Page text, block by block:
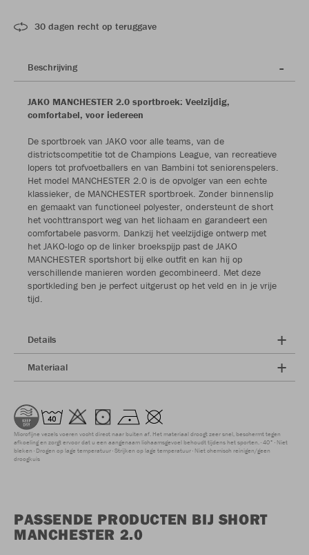
30 dagen recht op teruggave
Beschrijving
JAKO MANCHESTER 2.0 sportbroek: Veelzijdig,
comfortabel, voor iedereen
De sportbroek van JAKO voor alle teams, van de
districtscompetitie tot de Champions League, van recreatieve
lopers tot profvoetballers en van Bambini tot seniorenspelers.
Het model MANCHESTER 2.0 is de opvolger van een echte
klassieker, de MANCHESTER sportbroek. Zonder binnenslip
en gemaakt van functioneel polyester, ondersteunt de short
het vochttransport weg van het lichaam en garandeert een
comfortabele pasvorm. Dankzij het veelzijdige ontwerp met
het JAKO-logo op de linker broekspijp past de JAKO
MANCHESTER sportshort bij elke outfit en kan hij op
verschillende manieren worden gecombineerd. Met deze
sportkleding ben je perfect uitgerust op het veld en in je vrije
tijd.
Details
Materiaal
Microfijne vezels voeren vocht direct naar buiten af. Het materiaal droogt zeer snel, beschermt tegen
afkoeling en zorgt ervoor dat u een aangenaam lichaamsgevoel behoudt tijdens het sporten. 40° Niet
bleken Drogen op lage temperatuur Strijken op lage temperatuur Niet chemisch reinigen/geen
droogkuis
PASSENDE PRODUCTEN BIJ SHORT
MANCHESTER 2.0